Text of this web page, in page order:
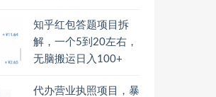
知乎红包答题项目拆
解，一个5到20左右，
无脑搬运日入100+
代办营业执照项目，暴